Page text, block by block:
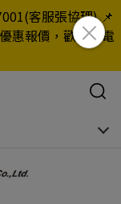
客服張協理) 📌
惠報價，歡迎來電